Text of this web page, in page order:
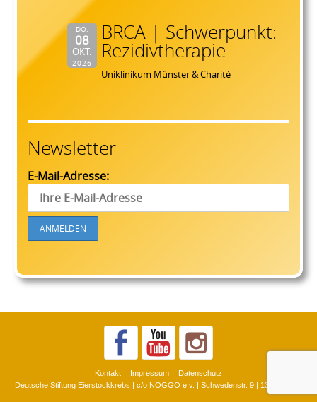
DO.
08
OKT.
2026
BRCA | Schwerpunkt:
Rezidivtherapie
Uniklinikum Münster & Charité
Newsletter
E-Mail-Adresse:
Kontakt Impressum
Datenschutz
Deutsche Stiftung Eierstockkrebs | c/o NOGGO e.v. | Schwedenstr. 9 | 13359 Berlin